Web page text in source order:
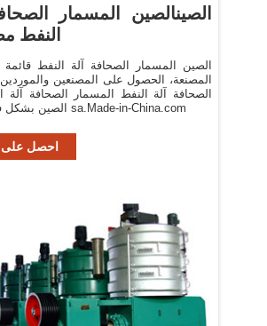
الصينالصين المسمار
النفط
الصين المسمار الصحافة آلة النفط
المصنعة، الحصول على المصنعين
الصحافة آلة النفط المسمار الصحافة آلة
الصين بشكل فعال على sa.Made-in-China.com
احصل على